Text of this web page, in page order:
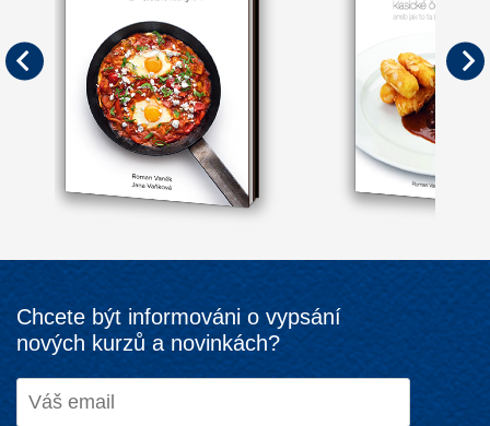
Chcete být informováni o vypsání
nových kurzů a novinkách?